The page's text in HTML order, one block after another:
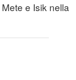
e Isik nella